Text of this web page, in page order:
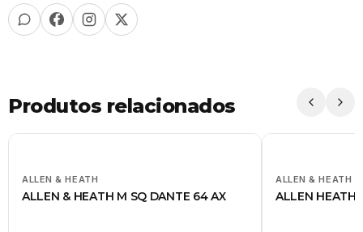
Produtos relacionados
ALLEN & HEATH
ALLEN & HEATH M SQ DANTE 64 AX
ALLEN & HEATH
ALLEN HEATH